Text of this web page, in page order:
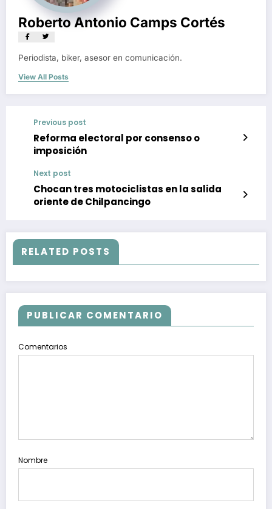
Roberto Antonio Camps Cortés
Periodista, biker, asesor en comunicación.
View All Posts
Previous post
Reforma electoral por consenso o
imposición
Next post
Chocan tres motociclistas en la salida
oriente de Chilpancingo
RELATED POSTS
PUBLICAR COMENTARIO
Comentarios
Nombre